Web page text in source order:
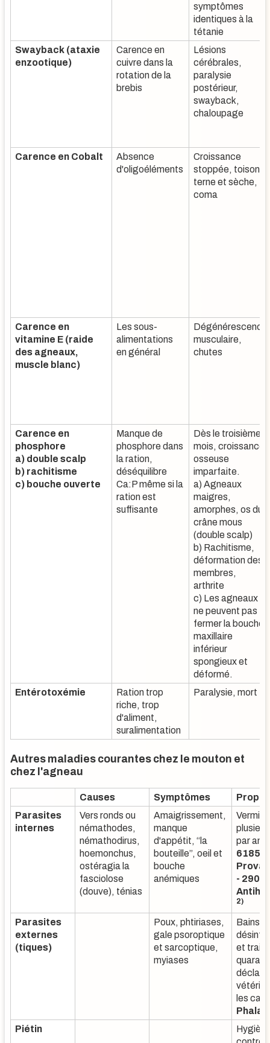
symptômes
identiques à la
tétanie
Swayback (ataxie
enzootique)
Carence en
cuivre dans la
rotation de la
brebis
Lésions
cérébrales,
paralysie
postérieur,
swayback,
chaloupage
Carence en Cobalt
Absence
d'oligoéléments
Croissance
stoppée, toison
terne et sèche,
coma
Carence en
vitamine E (raide
des agneaux,
muscle blanc)
Les sous-
alimentations
en général
Dégénérescence
musculaire,
chutes
Carence en
phosphore
a) double scalp
b) rachitisme
c) bouche ouverte
Manque de
phosphore dans
la ration,
déséquilibre
Ca:P même si la
ration est
suffisante
Dès le troisième
mois, croissance
osseuse
imparfaite.
a) Agneaux
maigres,
amorphes, os du
crâne mous
(double scalp)
b) Rachitisme,
déformation des
membres,
arthrite
c) Les agneaux
ne peuvent pas
fermer la bouche,
maxillaire
inférieur
spongieux et
déformé.
Entérotoxémie
Ration trop
riche, trop
d'aliment,
suralimentation
Paralysie, mort
Autres maladies courantes chez le mouton et
chez l'agneau
Causes Symptômes
Parasites
internes
Vers ronds ou
némathodes,
némathodirus,
hoemonchus,
ostéragia la
fasciolose
(douve), ténias
Amaigrissement,
manque
d'appétit, “la
bouteille”, oeil et
bouche
anémiques
par
6185
- 2902
2)
Parasites
externes
(tiques)
Poux, phtiriases,
gale psoroptique
et sarcoptique,
myiases
Bains
et
les cas
Piétin